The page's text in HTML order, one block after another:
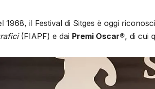
1968, il Festival di Sitges è oggi
(FIAPF) e dai Premi Oscar®, di cui